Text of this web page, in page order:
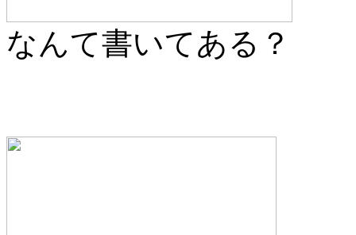
なんて書いてある？